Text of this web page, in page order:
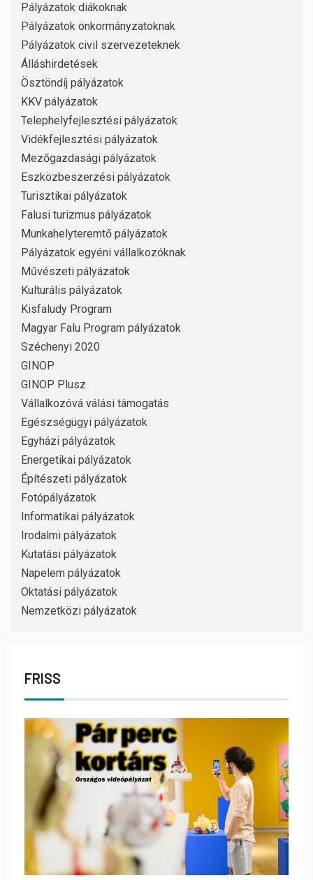
Pályázatok diákoknak
Pályázatok önkormányzatoknak
Pályázatok civil szervezeteknek
Álláshirdetések
Ösztöndíj pályázatok
KKV pályázatok
Telephelyfejlesztési pályázatok
Vidékfejlesztési pályázatok
Mezőgazdasági pályázatok
Eszközbeszerzési pályázatok
Turisztikai pályázatok
Falusi turizmus pályázatok
Munkahelyteremtő pályázatok
Pályázatok egyéni vállalkozóknak
Művészeti pályázatok
Kulturális pályázatok
Kisfaludy Program
Magyar Falu Program pályázatok
Széchenyi 2020
GINOP
GINOP Plusz
Vállalkozóvá válási támogatás
Egészségügyi pályázatok
Egyházi pályázatok
Energetikai pályázatok
Építészeti pályázatok
Fotópályázatok
Informatikai pályázatok
Irodalmi pályázatok
Kutatási pályázatok
Napelem pályázatok
Oktatási pályázatok
Nemzetközi pályázatok
FRISS